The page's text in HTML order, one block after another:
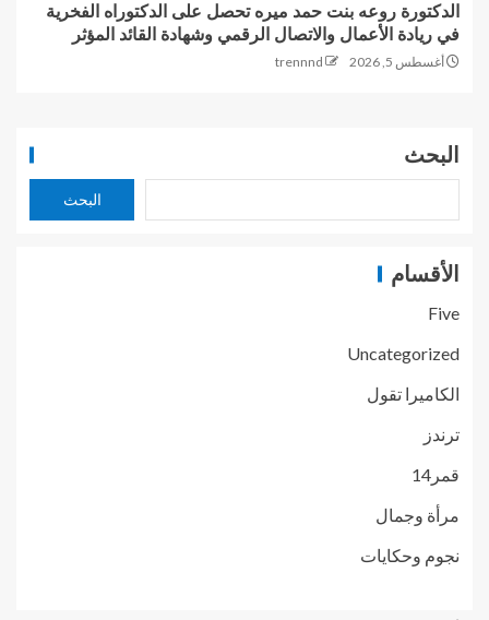
الدكتورة روعه بنت حمد ميره تحصل على الدكتوراه الفخرية
في ريادة الأعمال والاتصال الرقمي وشهادة القائد المؤثر
أغسطس 5, 2026 trennnd
البحث
البحث
الأقسام
Five
Uncategorized
الكاميرا تقول
ترندز
قمر14
مرأة وجمال
نجوم وحكايات